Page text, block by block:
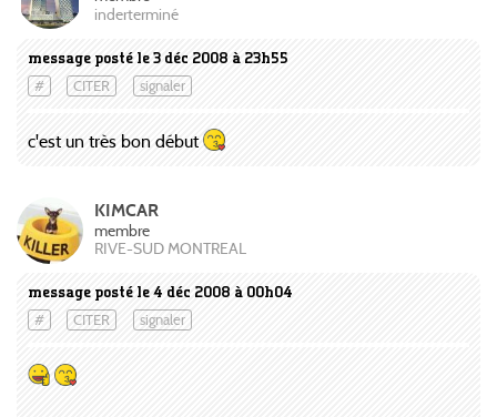
message posté le 3 déc 2008 à 23h55
# CITER signaler
inderterminé
c'est un très bon début
message posté le 4 déc 2008 à 00h04
# CITER signaler
KIMCAR
membre
RIVE-SUD MONTREAL